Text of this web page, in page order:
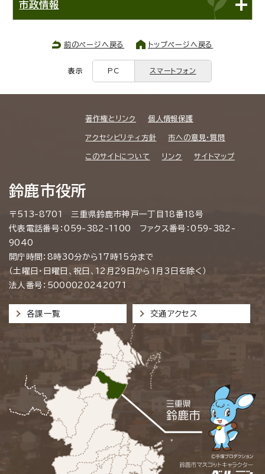
市政情報
前のページへ戻る トップページへ戻る
表示 PC スマートフォン
著作権とリンク 個人情報保護
アクセシビリティ方針 市への意見・質問
このサイトについて リンク サイトマップ
鈴鹿市役所
〒513-8701 三重県鈴鹿市神戸一丁目18番18号
代表電話番号：059-382-1100 ファクス番号：059-382-
9040
開庁時間：8時30分から17時15分まで
（土曜日・日曜日、祝日、12月29日から1月3日を除く）
法人番号：5000020242071
各課一覧 交通アクセス